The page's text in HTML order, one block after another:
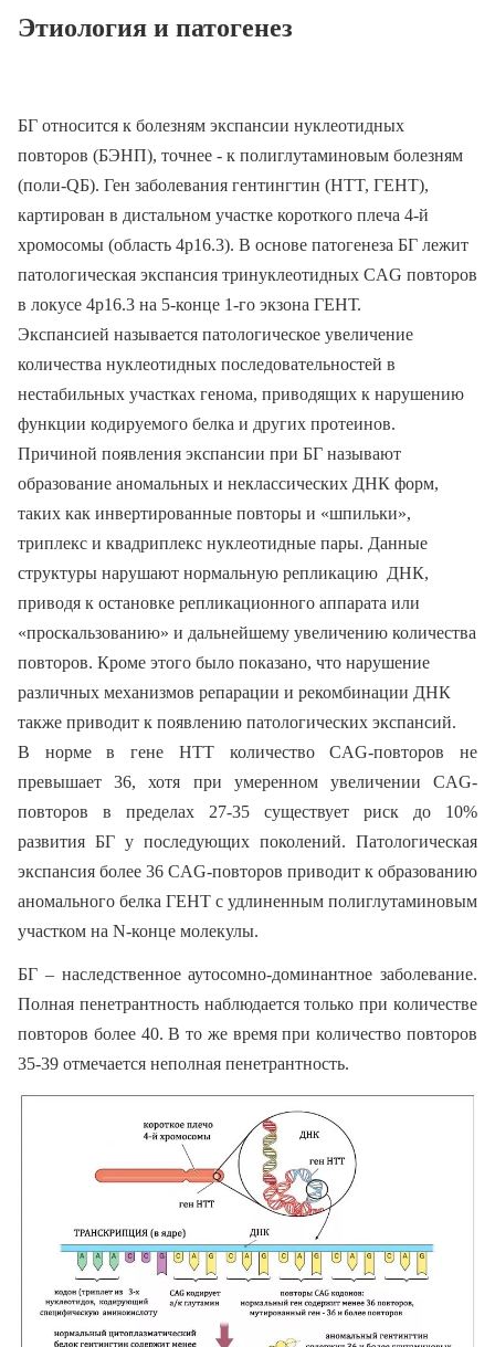
Этиология и патогенез
БГ относится к болезням экспансии нуклеотидных
повторов (БЭНП), точнее - к полиглутаминовым болезням
(поли-QБ). Ген заболевания гентингтин (HTT, ГЕНТ),
картирован в дистальном участке короткого плеча 4-й
хромосомы (область 4p16.3). В основе патогенеза БГ лежит
патологическая экспансия тринуклеотидных CAG повторов
в локусе 4p16.3 на 5-конце 1-го экзона ГЕНТ.
Экспансией называется патологическое увеличение
количества нуклеотидных последовательностей в
нестабильных участках генома, приводящих к нарушению
функции кодируемого белка и других протеинов.
Причиной появления экспансии при БГ называют
образование аномальных и неклассических ДНК форм,
таких как инвертированные повторы и «шпильки»,
триплекс и квадриплекс нуклеотидные пары. Данные
структуры нарушают нормальную репликацию ДНК,
приводя к остановке репликационного аппарата или
«проскальзованию» и дальнейшему увеличению количества
повторов. Кроме этого было показано, что нарушение
различных механизмов репарации и рекомбинации ДНК
также приводит к появлению патологических экспансий.
В норме в гене HTT количество CAG-повторов не
превышает 36, хотя при умеренном увеличении CAG-
повторов в пределах 27-35 существует риск до 10%
развития БГ у последующих поколений. Патологическая
экспансия более 36 CAG-повторов приводит к образованию
аномального белка ГЕНТ с удлиненным полиглутаминовым
участком на N-конце молекулы.
БГ – наследственное аутосомно-доминантное заболевание.
Полная пенетрантность наблюдается только при количестве
повторов более 40. В то же время при количество повторов
35-39 отмечается неполная пенетрантность.